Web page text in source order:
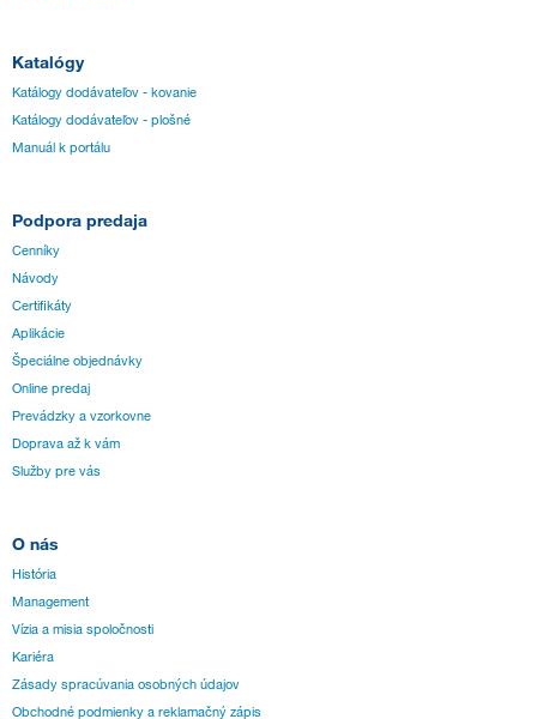
Katalógy
Katálogy dodávateľov - kovanie
Katálogy dodávateľov - plošné
Manuál k portálu
Podpora predaja
Cenníky
Návody
Certifikáty
Aplikácie
Špeciálne objednávky
Online predaj
Prevádzky a vzorkovne
Doprava až k vám
Služby pre vás
O nás
História
Management
Vízia a misia spoločnosti
Kariéra
Zásady spracúvania osobných údajov
Obchodné podmienky a reklamačný zápis